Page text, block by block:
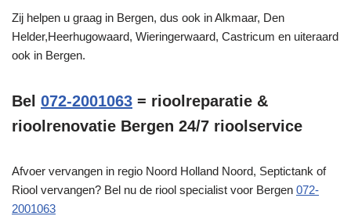
Zij helpen u graag in Bergen, dus ook in Alkmaar, Den
Helder,Heerhugowaard, Wieringerwaard, Castricum en uiteraard
ook in Bergen.
Bel 072-2001063 = rioolreparatie &
rioolrenovatie Bergen 24/7 rioolservice
Afvoer vervangen in regio Noord Holland Noord, Septictank of
Riool vervangen? Bel nu de riool specialist voor Bergen 072-
2001063